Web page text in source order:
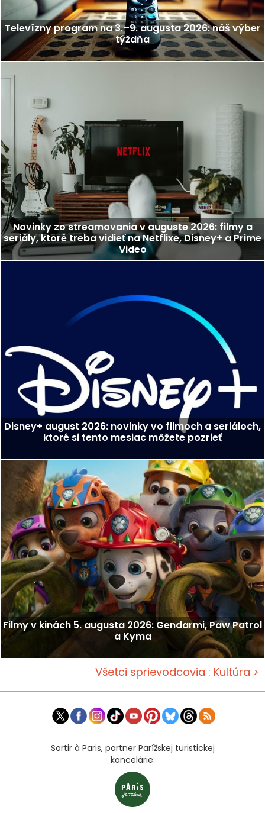
Televízny program na 3.–9. augusta 2026: náš výber
týždňa
Novinky zo streamovania v auguste 2026: filmy a
seriály, ktoré treba vidieť na Netflixe, Disney+ a Prime
Video
Disney+ august 2026: novinky vo filmoch a seriáloch,
ktoré si tento mesiac môžete pozrieť
Filmy v kinách 5. augusta 2026: Gendarmi, Paw Patrol
a Kyma
Všetci sprievodcovia : Kultúra >
Sortir à Paris, partner Parížskej turistickej
kancelárie: